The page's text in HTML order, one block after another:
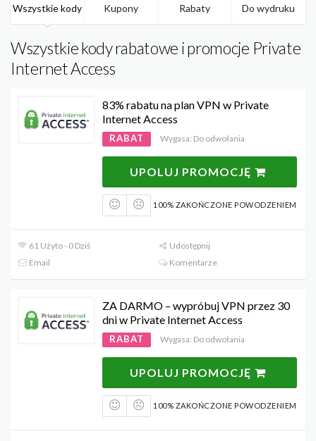
Wszystkie kody Kupony Rabaty Do wydruku
Wszystkie kody rabatowe i promocje Private
Internet Access
83% rabatu na plan VPN w Private
Internet Access
RABAT Wygasa: Do odwołania
UPOLUJ PROMOCJĘ
100% ZAKOŃCZONE POWODZENIEM
61 Użyto - 0 Dziś
Udostępnij
Email
Komentarze
ZA DARMO – wypróbuj VPN przez 30
dni w Private Internet Access
RABAT Wygasa: Do odwołania
UPOLUJ PROMOCJĘ
100% ZAKOŃCZONE POWODZENIEM